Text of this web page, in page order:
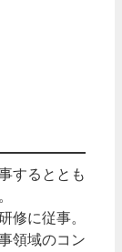
するととも
修に従事。
領域のコン